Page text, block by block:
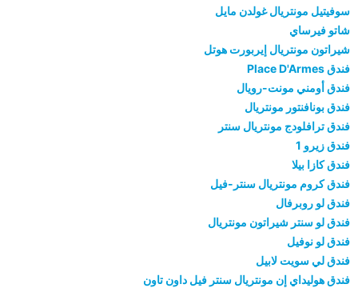
سوفيتيل مونتريال غولدن مايل
شاتو فيرساي
شيراتون مونتريال إيربورت هوتل
فندق Place D'Armes
فندق أومني مونت-رويال
فندق بونافنتور مونتريال
فندق ترافلودج مونتريال سنتر
فندق زيرو 1
فندق كازا بيلا
فندق كروم مونتريال سنتر-فيل
فندق لو روبرفال
فندق لو سنتر شيراتون مونتريال
فندق لو نوفيل
فندق لي سويت لابيل
فندق هوليداي إن مونتريال سنتر فيل داون تاون